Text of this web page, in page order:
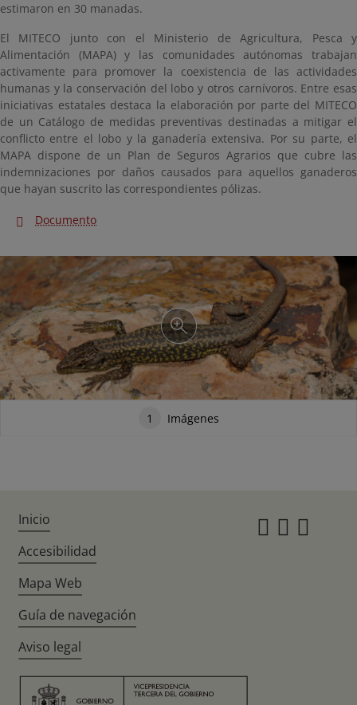
estimaron en 30 manadas.
El MITECO junto con el Ministerio de Agricultura, Pesca y
Alimentación (MAPA) y las comunidades autónomas trabajan
activamente para promover la coexistencia de las actividades
humanas y la conservación del lobo y otros carnívoros. Entre esas
iniciativas estatales destaca la elaboración por parte del MITECO
de un Catálogo de medidas preventivas destinadas a mitigar el
conflicto entre el lobo y la ganadería extensiva. Por su parte, el
MAPA dispone de un Plan de Seguros Agrarios que cubre las
indemnizaciones por daños causados para aquellos ganaderos
que hayan suscrito las correspondientes pólizas.
Documento
1 Imágenes
Inicio
Accesibilidad
Mapa Web
Guía de navegación
Aviso legal